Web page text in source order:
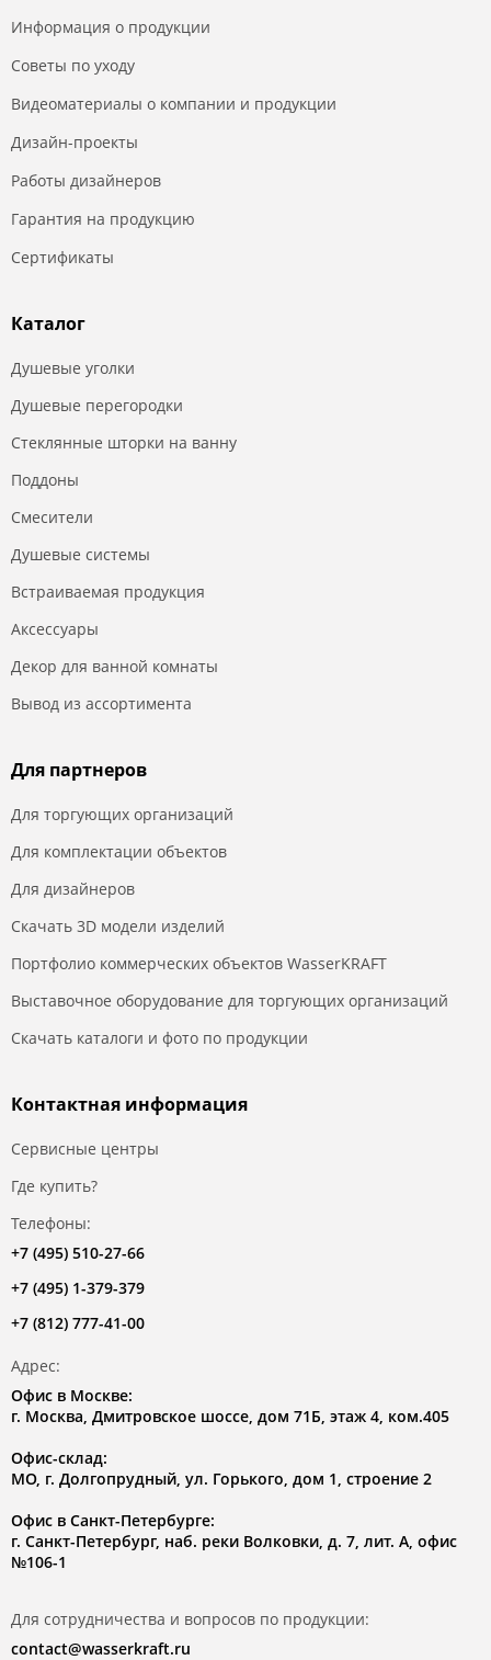
Информация о продукции
Советы по уходу
Видеоматериалы о компании и продукции
Дизайн-проекты
Работы дизайнеров
Гарантия на продукцию
Сертификаты
Каталог
Душевые уголки
Душевые перегородки
Стеклянные шторки на ванну
Поддоны
Смесители
Душевые системы
Встраиваемая продукция
Аксессуары
Декор для ванной комнаты
Вывод из ассортимента
Для партнеров
Для торгующих организаций
Для комплектации объектов
Для дизайнеров
Скачать 3D модели изделий
Портфолио коммерческих объектов WasserKRAFT
Выставочное оборудование для торгующих организаций
Скачать каталоги и фото по продукции
Контактная информация
Сервисные центры
Где купить?
Телефоны:
+7 (495) 510-27-66
+7 (495) 1-379-379
+7 (812) 777-41-00
Адрес:
Офис в Москве:
г. Москва, Дмитровское шоссе, дом 71Б, этаж 4, ком.405
Офис-склад:
МО, г. Долгопрудный, ул. Горького, дом 1, строение 2
Офис в Санкт-Петербурге:
г. Санкт-Петербург, наб. реки Волковки, д. 7, лит. А, офис
№106-1
Для сотрудничества и вопросов по продукции:
contact@wasserkraft.ru